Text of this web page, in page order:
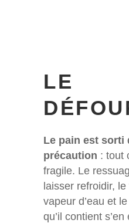
LE
Le pain est sorti
précaution : tout
fragile. Le
laisser refroidir,
vapeur d’eau et
qu’il contient